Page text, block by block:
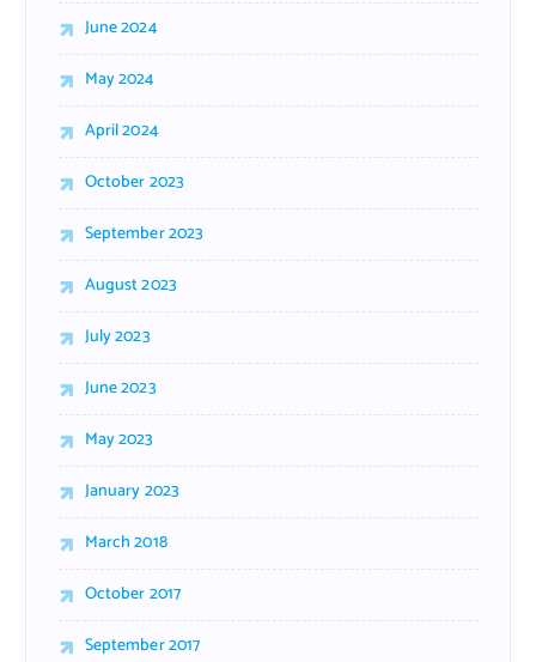
June 2024
May 2024
April 2024
October 2023
September 2023
August 2023
July 2023
June 2023
May 2023
January 2023
March 2018
October 2017
September 2017